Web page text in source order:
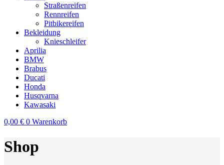
Straßenreifen
Rennreifen
Pitbikereifen
Bekleidung
Knieschleifer
Aprilia
BMW
Brabus
Ducati
Honda
Husqvarna
Kawasaki
0,00 € 0 Warenkorb
Shop